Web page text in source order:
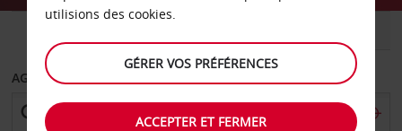
AGENCE DE DÉPART
utilisions des cookies.
GÉRER VOS PRÉFÉRENCES
ACCEPTER ET FERMER